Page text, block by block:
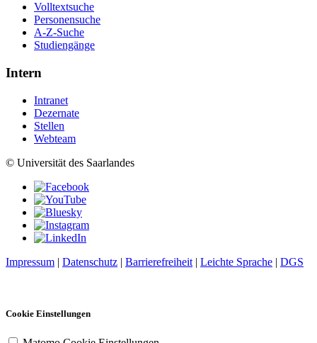
Volltextsuche
Personensuche
A-Z-Suche
Studiengänge
Intern
Intranet
Dezernate
Stellen
Webteam
© Universität des Saarlandes
Impressum | Datenschutz | Barrierefreiheit | Leichte Sprache | DGS
Cookie Einstellungen